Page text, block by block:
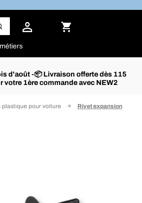
d'août -📦 Livraison offerte dès 115
votre 1ère commande avec NEW2
plastique pour voiture Rivet expansion